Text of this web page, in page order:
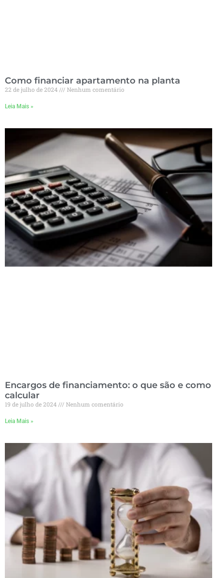
Como financiar apartamento na planta
22 de julho de 2024 Nenhum comentário
Leia Mais »
Encargos de financiamento: o que são e como
calcular
19 de julho de 2024 Nenhum comentário
Leia Mais »